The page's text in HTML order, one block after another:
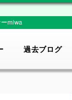
miwa
過去ブログ